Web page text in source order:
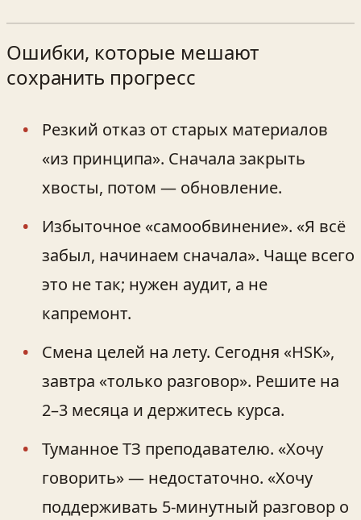
Ошибки, которые мешают
сохранить прогресс
Резкий отказ от старых материалов
«из принципа». Сначала закрыть
хвосты, потом — обновление.
Избыточное «самообвинение». «Я всё
забыл, начинаем сначала». Чаще всего
это не так; нужен аудит, а не
капремонт.
Смена целей на лету. Сегодня «HSK»,
завтра «только разговор». Решите на
2–3 месяца и держитесь курса.
Туманное ТЗ преподавателю. «Хочу
говорить» — недостаточно. «Хочу
поддерживать 5-минутный разговор о